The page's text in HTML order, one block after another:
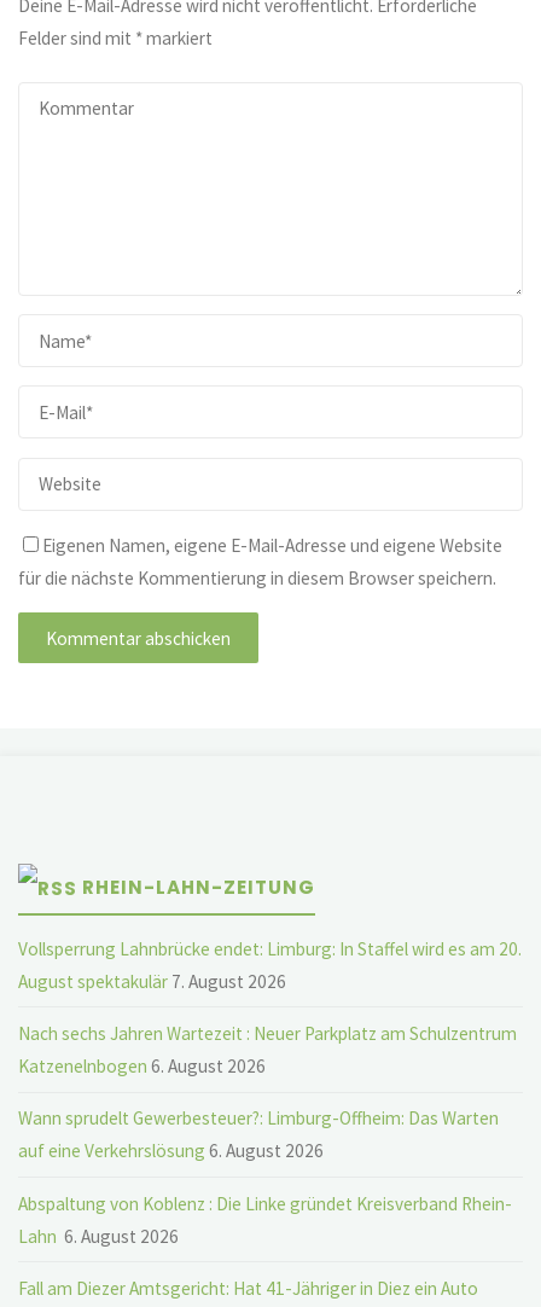
Deine E-Mail-Adresse wird nicht veröffentlicht. Erforderliche
Felder sind mit *markiert
Eigenen Namen, eigene E-Mail-Adresse und eigene Website
für die nächste Kommentierung in diesem Browser speichern.
RHEIN-LAHN-ZEITUNG
Vollsperrung Lahnbrücke endet: Limburg: In Staffel wird es am 20.
August spektakulär 7. August 2026
Nach sechs Jahren Wartezeit : Neuer Parkplatz am Schulzentrum
Katzenelnbogen 6. August 2026
Wann sprudelt Gewerbesteuer?: Limburg-Offheim: Das Warten
auf eine Verkehrslösung 6. August 2026
Abspaltung von Koblenz : Die Linke gründet Kreisverband Rhein-
Lahn 6. August 2026
Fall am Diezer Amtsgericht: Hat 41-Jähriger in Diez ein Auto